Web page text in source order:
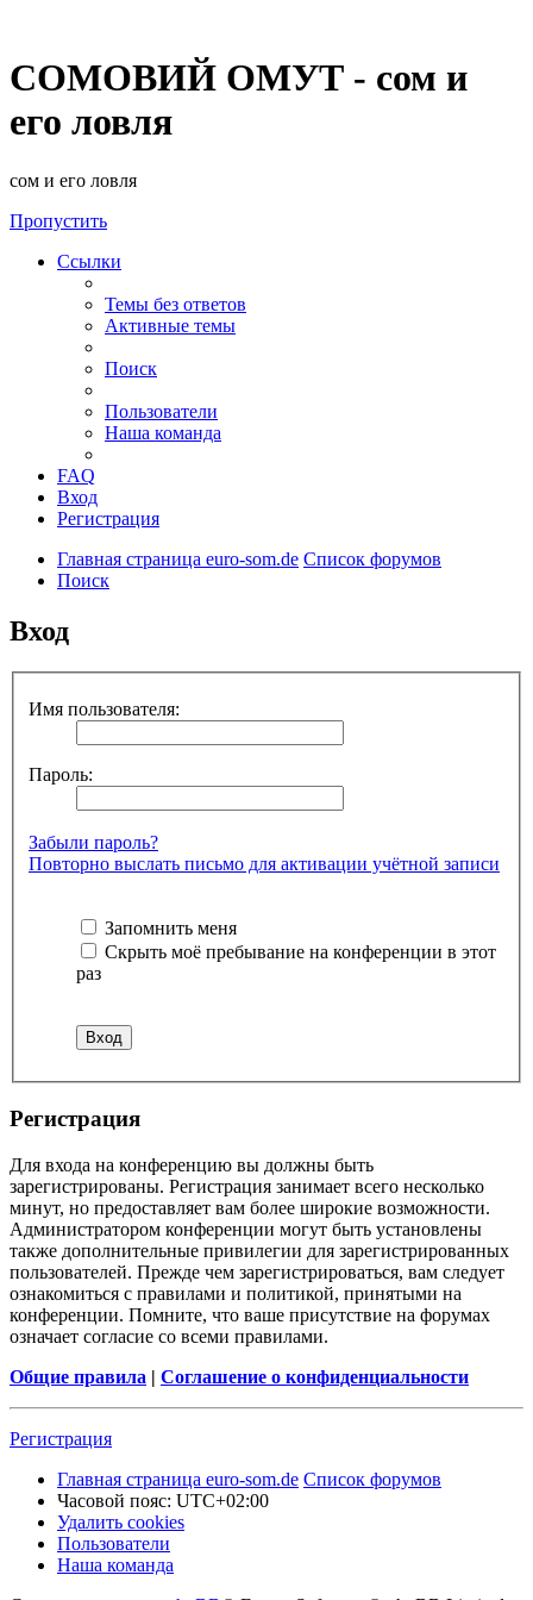
СОМОВИЙ ОМУТ - сом и
его ловля
сом и его ловля
Пропустить
Ссылки
Темы без ответов
Активные темы
Поиск
Пользователи
Наша команда
FAQ
Вход
Регистрация
Главная страница euro-som.de Список форумов
Поиск
Вход
Имя пользователя:
Пароль:
Забыли пароль?
Повторно выслать письмо для активации учётной записи
Запомнить меня
Скрыть моё пребывание на конференции в этот
раз
Регистрация
Для входа на конференцию вы должны быть
зарегистрированы. Регистрация занимает всего несколько
минут, но предоставляет вам более широкие возможности.
Администратором конференции могут быть установлены
также дополнительные привилегии для зарегистрированных
пользователей. Прежде чем зарегистрироваться, вам следует
ознакомиться с правилами и политикой, принятыми на
конференции. Помните, что ваше присутствие на форумах
означает согласие со всеми правилами.
Общие правила | Соглашение о конфиденциальности
Регистрация
Главная страница euro-som.de Список форумов
Часовой пояс: UTC+02:00
Удалить cookies
Пользователи
Наша команда